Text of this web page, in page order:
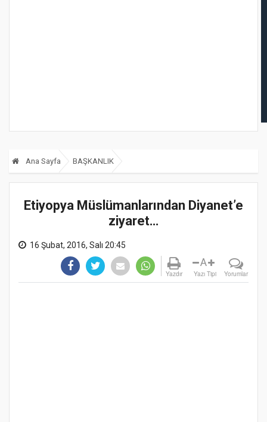
Ana Sayfa BAŞKANLIK
Etiyopya Müslümanlarından Diyanet’e
ziyaret…
16 Şubat, 2016, Salı 20:45
Yazdır
A
Yazı Tipi Yorumlar